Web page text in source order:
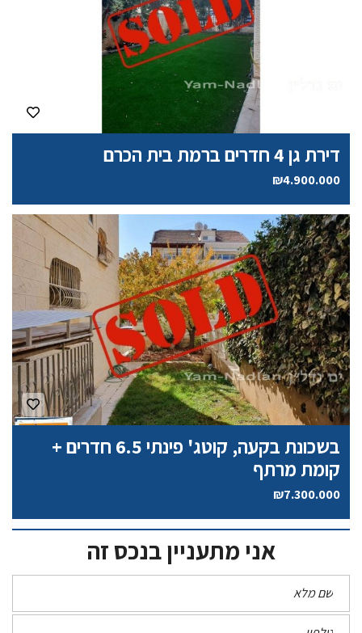
דירת גן 4 חדרים ברמת בית הכרם
₪4.900.000
בשכונת בקעה, קוטג' פינתי 6.5 חדרים +
קומת מרתף
₪7.300.000
אני מתעניין בנכס זה